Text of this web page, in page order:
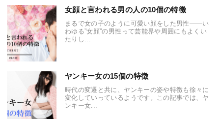
女顔と言われる男の人の10個の特徴
まるで女の子のように可愛い顔をした男性――い
わゆる”女顔”の男性って芸能界や周囲にもよくい
たりし...
ヤンキー女の15個の特徴
時代の変遷と共に、ヤンキーの姿や特徴も徐々に
変化していっているようです。この記事では、ヤ
ンキー女...